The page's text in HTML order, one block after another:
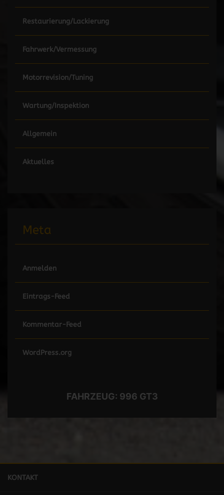
Restaurierung/Lackierung
Fahrwerk/Vermessung
Motorrevision/Tuning
Wartung/Inspektion
Allgemein
Aktuelles
Meta
Anmelden
Eintrags-Feed
Kommentar-Feed
WordPress.org
FAHRZEUG: 996 GT3
KONTAKT